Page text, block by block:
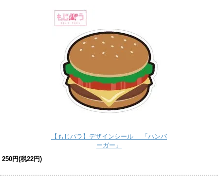
【もじパラ】デザインシール 「ハンバ
ーガー」
250円(税22円)